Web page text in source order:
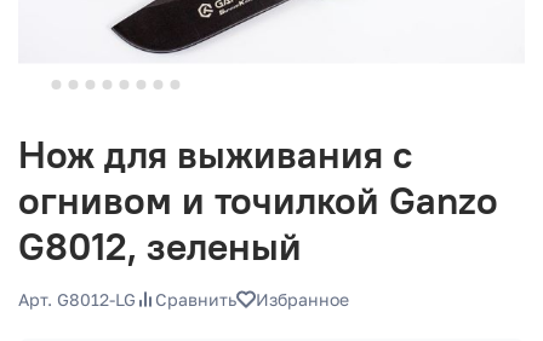
Нож для выживания с
огнивом и точилкой Ganzo
G8012, зеленый
Арт. G8012-LG Сравнить Избранное